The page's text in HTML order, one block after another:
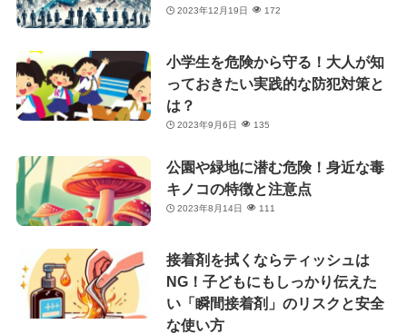
2023年12月19日 172
小学生を危険から守る！大人が知
っておきたい実践的な防犯対策と
は？
2023年9月6日 135
公園や緑地に潜む危険！身近な毒
キノコの特徴と注意点
2023年8月14日 111
接着剤を拭くならティッシュは
NG！子どもにもしっかり伝えた
い「瞬間接着剤」のリスクと安全
な使い方